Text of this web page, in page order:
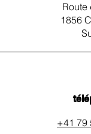
Route
1856
+41 79